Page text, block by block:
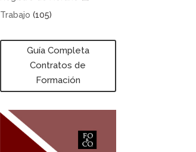
Trabajo (105)
Guía Completa
Contratos de
Formación